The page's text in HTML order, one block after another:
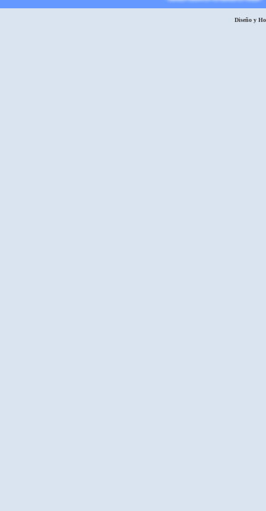
Diseño y